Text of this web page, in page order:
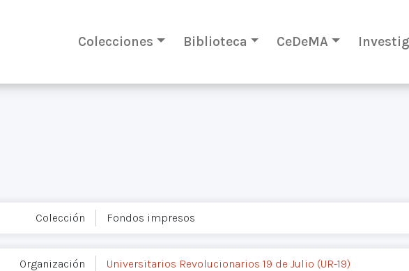
Colecciones Biblioteca CeDeMA
Colección Fondos impresos
Organización Universitarios Revolucionarios 19 de Julio (UR-19)